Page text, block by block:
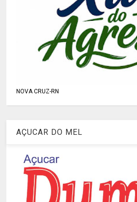
NOVA CRUZ-RN
AÇUCAR DO MEL